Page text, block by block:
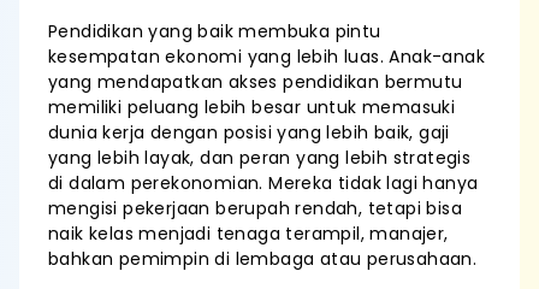
Pendidikan yang baik membuka pintu
kesempatan ekonomi yang lebih luas. Anak-anak
yang mendapatkan akses pendidikan bermutu
memiliki peluang lebih besar untuk memasuki
dunia kerja dengan posisi yang lebih baik, gaji
yang lebih layak, dan peran yang lebih strategis
di dalam perekonomian. Mereka tidak lagi hanya
mengisi pekerjaan berupah rendah, tetapi bisa
naik kelas menjadi tenaga terampil, manajer,
bahkan pemimpin di lembaga atau perusahaan.